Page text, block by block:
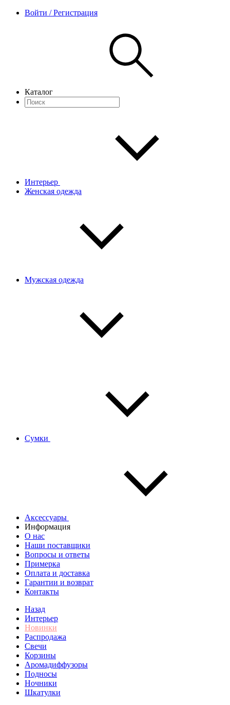
Войти / Регистрация
Каталог
Интерьер
Женская одежда
Мужская одежда
Сумки
Аксессуары
Информация
О нас
Наши поставщики
Вопросы и ответы
Примерка
Оплата и доставка
Гарантии и возврат
Контакты
Назад
Интерьер
Новинки
Распродажа
Свечи
Корзины
Аромадиффузоры
Подносы
Ночники
Шкатулки